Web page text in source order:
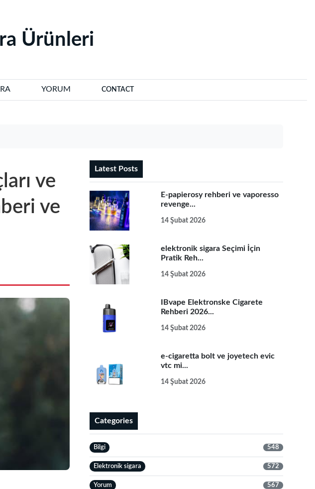
Ürünleri‌
YORUM CONTACT
ve
ve
Latest Posts
E-papierosy rehberi ve vaporesso
revenge...
14 Şubat 2026
elektronik sigara Seçimi İçin
Pratik Reh...
14 Şubat 2026
IBvape Elektronske Cigarete
Rehberi 2026...
14 Şubat 2026
e-cigaretta bolt ve joyetech evic
vtc mi...
14 Şubat 2026
Categories
Bilgi 548
Elektronik sigara 572
Yorum 567